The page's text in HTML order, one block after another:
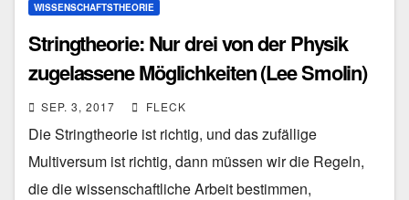
WISSENSCHAFTSTHEORIE
Stringtheorie: Nur drei von der Physik
zugelassene Möglichkeiten (Lee Smolin)
SEP. 3, 2017 FLECK
Die Stringtheorie ist richtig, und das zufällige
Multiversum ist richtig, dann müssen wir die Regeln,
die die wissenschaftliche Arbeit bestimmen,